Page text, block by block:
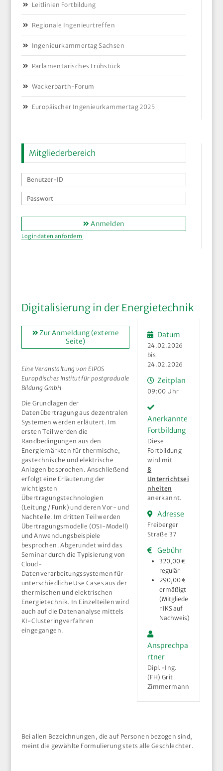
Leitlinien Fortbildung
Regionale Ingenieurtreffen
Ingenieurkammertag Sachsen
Parlamentarisches Frühstück
Wackerbarth-Forum
Europäischer Ingenieurkammertag 2025
Mitgliederbereich
Anmelden
Logindaten anfordern
Digitalisierung in der Energietechnik
Zur Anmeldung (externe
Seite)
Eine Veranstaltung von EIPOS
Europäisches Institut für postgraduale
Bildung GmbH
Die Grundlagen der
Datenübertragung aus dezentralen
Systemen werden erläutert. Im
ersten Teil werden die
Randbedingungen aus den
Energiemärkten für thermische,
gastechnische und elektrische
Anlagen besprochen. Anschließend
erfolgt eine Erläuterung der
wichtigsten
Übertragungstechnologien
(Leitung / Funk) und deren Vor- und
Nachteile. Im dritten Teil werden
Übertragungsmodelle (OSI-Modell)
und Anwendungsbeispiele
besprochen. Abgerundet wird das
Seminar durch die Typisierung von
Cloud-
Datenverarbeitungssystemen für
unterschiedliche Use Cases aus der
thermischen und elektrischen
Energietechnik. In Einzelteilen wird
auch auf die Datenanalyse mittels
KI-Clusteringverfahren
eingegangen.
Datum
24.02.2026
bis
24.02.2026
Zeitplan
09:00 Uhr
Anerkannte
Fortbildung
Diese
Fortbildung
wird mit
8
Unterrichtsei
nheiten
anerkannt.
Adresse
Freiberger
Straße 37
Gebühr
320,00 €
regulär
290,00 €
ermäßigt
(Mitgliede
r IKS auf
Nachweis)
Ansprechpa
rtner
Dipl.-Ing.
(FH) Grit
Zimmermann
Bei allen Bezeichnungen, die auf Personen bezogen sind,
meint die gewählte Formulierung stets alle Geschlechter.